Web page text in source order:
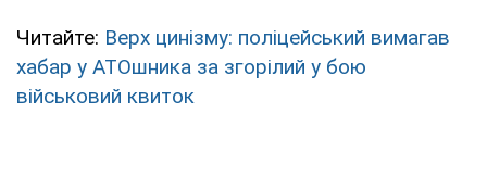
Читайте: Верх цинізму: поліцейський вимагав
хабар у АТОшника за згорілий у бою
військовий квиток